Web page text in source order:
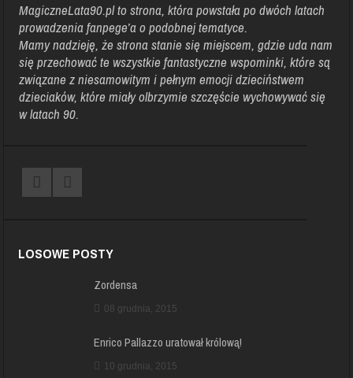
MagiczneLata90.plto strona, która powstała po dwóch latach
prowadzenia fanpege’a o podobnej tematyce.
Mamy nadzieję, że strona stanie się miejscem, gdzie uda nam
się przechować te wszystkie fantastyczne wspominki, które są
związane z niesamowitym i pełnym emocji dzieciństwem
dzieciaków, które miały olbrzymie szczęście wychowywać się
w latach 90.
LOSOWE POSTY
Zordensa
08 grudnia, 2015
Enrico Pallazzo uratował królową!
10 grudnia, 2015